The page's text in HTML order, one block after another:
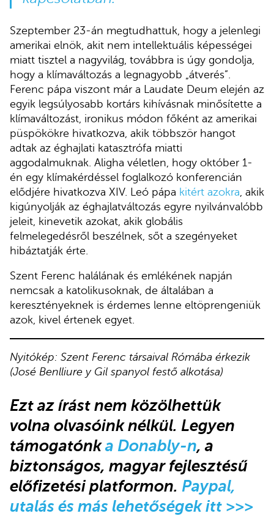
Szeptember 23-án megtudhattuk, hogy a jelenlegi
amerikai elnök, akit nem intellektuális képességei
miatt tisztel a nagyvilág, továbbra is úgy gondolja,
hogy a klímaváltozás a legnagyobb „átverés”.
Ferenc pápa viszont már a Laudate Deum elején az
egyik legsúlyosabb kortárs kihívásnak minősítette a
klímaváltozást, ironikus módon főként az amerikai
püspökökre hivatkozva, akik többször hangot
adtak az éghajlati katasztrófa miatti
aggodalmuknak. Aligha véletlen, hogy október 1-
én egy klímakérdéssel foglalkozó konferencián
elődjére hivatkozva XIV. Leó pápa kitért azokra , akik
kigúnyolják az éghajlatváltozás egyre nyilvánvalóbb
jeleit, kinevetik azokat, akik globális
felmelegedésről beszélnek, sőt a szegényeket
hibáztatják érte.
Szent Ferenc halálának és emlékének napján
nemcsak a katolikusoknak, de általában a
keresztényeknek is érdemes lenne eltöprengeniük
azok, kivel értenek egyet.
Nyitókép: Szent Ferenc társaival Rómába érkezik
(José Benlliure y Gil spanyol festő alkotása)
Ezt az írást nem közölhettük
volna olvasóink nélkül. Legyen
támogatónka Donably-n, a
biztonságos, magyar fejlesztésű
előfizetési platformon. Paypal,
utalás és más lehetőségek itt >>>